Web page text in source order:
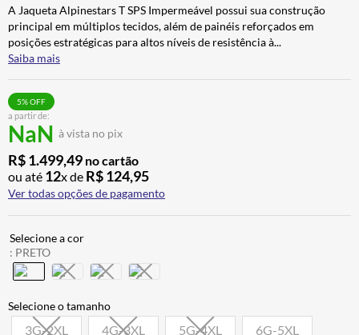
A Jaqueta Alpinestars T SPS Impermeável possui sua construção
principal em múltiplos tecidos, além de painéis reforçados em
posições estratégicas para altos níveis de resistência à...
Saiba mais
a partir de:
NaN à vista no pix
5% OFF
R$1.499,49 no cartão
ou até 12x de R$124,95
Ver todas opções de pagamento
: PRETO
3G-2XL 4G-3XL 5G-4XL 6G-5XL
7º ALPINESTAR
8º AIROH
9º CALÇA
10º